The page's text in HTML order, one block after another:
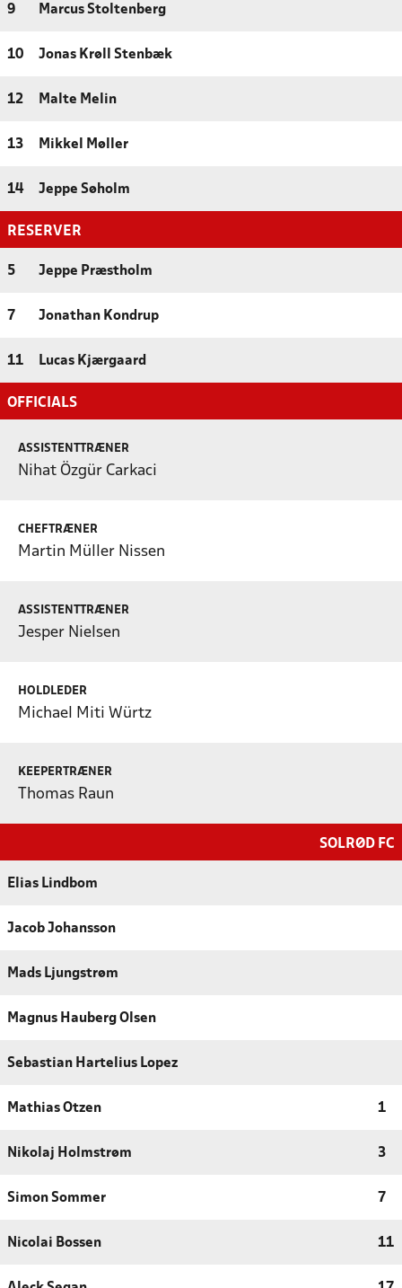
9 Marcus Stoltenberg
10 Jonas Krøll Stenbæk
12 Malte Melin
13 Mikkel Møller
14 Jeppe Søholm
RESERVER
5 Jeppe Præstholm
7 Jonathan Kondrup
11 Lucas Kjærgaard
OFFICIALS
ASSISTENTTRÆNER
Nihat Özgür Carkaci
CHEFTRÆNER
Martin Müller Nissen
ASSISTENTTRÆNER
Jesper Nielsen
HOLDLEDER
Michael Miti Würtz
KEEPERTRÆNER
Thomas Raun
SOLRØD FC
Elias Lindbom
Jacob Johansson
Mads Ljungstrøm
Magnus Hauberg Olsen
Sebastian Hartelius Lopez
Mathias Otzen 1
Nikolaj Holmstrøm 3
Simon Sommer 7
Nicolai Bossen 11